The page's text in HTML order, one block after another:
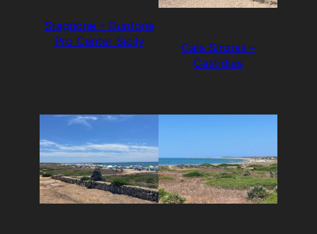
Stagnone – Duotone
Pro Center Sicily
Cala Sinzias –
Castidias